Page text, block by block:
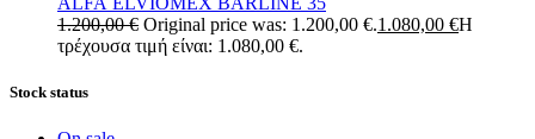
1.200,00€ Original price was: 1.200,00 €.1.080,00 €Η
τρέχουσα τιμή είναι: 1.080,00 €.
Stock status